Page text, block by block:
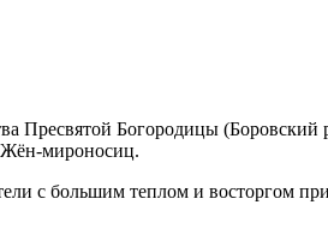
Пресвятой Богородицы
мироносиц.
с большим теплом и восторгом